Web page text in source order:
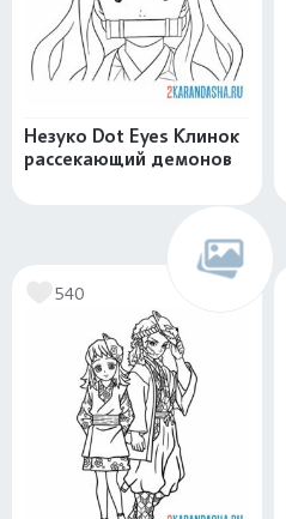
Незуко Dot Eyes Клинок
рассекающий демонов
540